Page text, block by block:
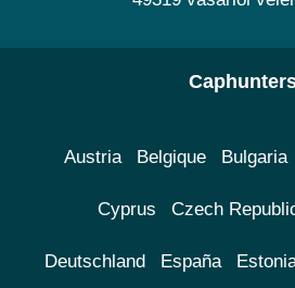
Austria Belgique Bulgaria
Cyprus Czech
Deutschland España